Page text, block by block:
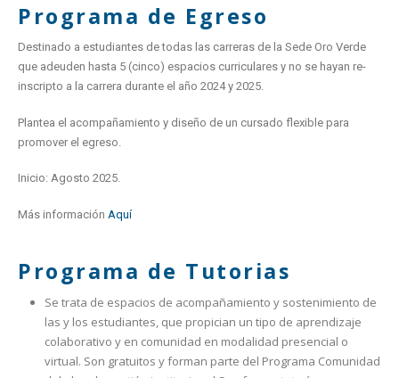
Programa de Egreso
Destinado a estudiantes de todas las carreras de la Sede Oro Verde
que adeuden hasta 5 (cinco) espacios curriculares y no se hayan re-
inscripto a la carrera durante el año 2024 y 2025.
Plantea el acompañamiento y diseño de un cursado flexible para
promover el egreso.
Inicio: Agosto 2025.
Más información Aquí
Programa de Tutorias
Se trata de espacios de acompañamiento y sostenimiento de
las y los estudiantes, que propician un tipo de aprendizaje
colaborativo y en comunidad en modalidad presencial o
virtual. Son gratuitos y forman parte del Programa Comunidad